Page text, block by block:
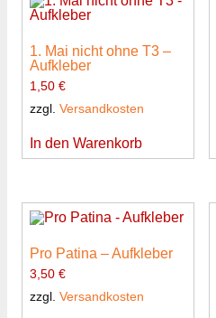
1. Mai nicht ohne T3 –
Aufkleber
1,50 €
zzgl. Versandkosten
In den Warenkorb
Pro Patina – Aufkleber
3,50 €
zzgl. Versandkosten